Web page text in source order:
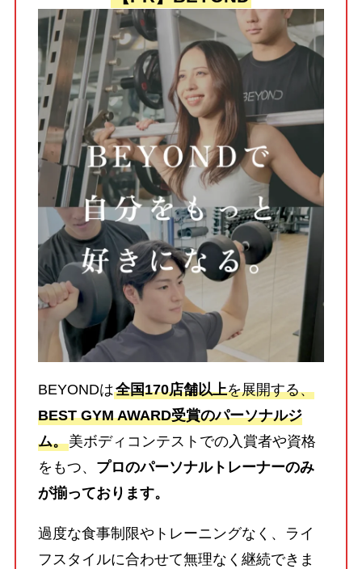
BEYONDは全国170店舗以上を展開する、
BEST GYM AWARD受賞のパーソナルジ
ム。美ボディコンテストでの入賞者や資格
をもつ、 プロのパーソナルトレーナーのみ
が揃っております。
過度な食事制限やトレーニングなく、ライ
フスタイルに合わせて無理なく継続できま